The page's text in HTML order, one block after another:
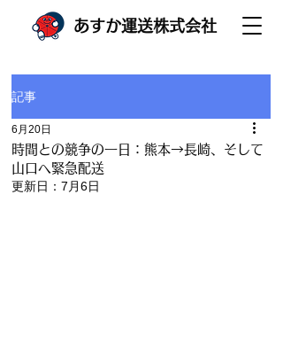
あすか運送株式会社
記事
時間との競争の一日：熊本→長崎、そして
山口へ緊急配送
6月20日
更新日： 7月6日